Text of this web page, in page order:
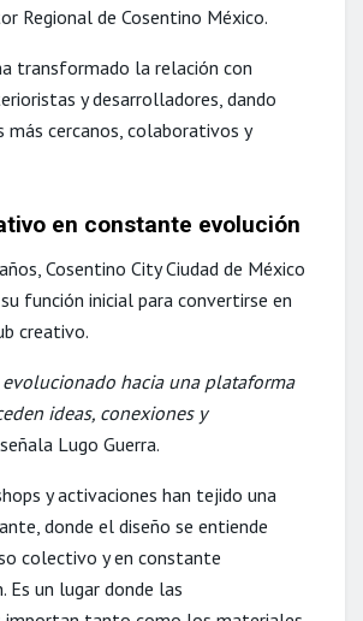
Regional de Cosentino México.
transformado la relación con
y desarrolladores, dando
más cercanos, colaborativos y
en constante evolución
Cosentino City Ciudad de México
función inicial para convertirse en
creativo.
hacia una plataforma
ideas, conexiones y
señala Lugo Guerra.
y activaciones han tejido una
donde el diseño se entiende
colectivo y en constante
Es un lugar donde las